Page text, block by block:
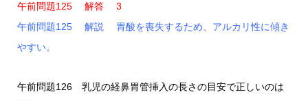
午前問題125 解答 3
午前問題125 解説 胃酸を喪失するため、アルカリ性に傾き
やすい。
午前問題126 乳児の経鼻胃管挿入の長さの目安で正しいのは